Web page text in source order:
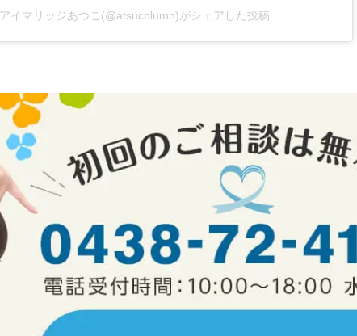
アイマリッジあつこ(@atsucolumn)がシェアした投稿